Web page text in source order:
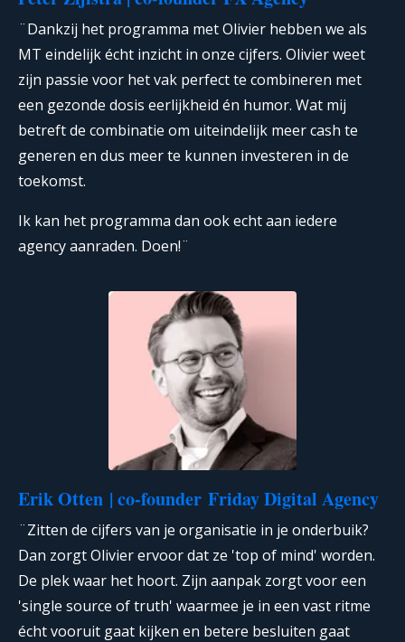
¨Dankzij het programma met Olivier hebben we als
MT eindelijk écht inzicht in onze cijfers. Olivier weet
zijn passie voor het vak perfect te combineren met
een gezonde dosis eerlijkheid én humor. Wat mij
betreft de combinatie om uiteindelijk meer cash te
generen en dus meer te kunnen investeren in de
toekomst.
Ik kan het programma dan ook echt aan iedere
agency aanraden. Doen!¨
Erik Otten | co-founder Friday Digital Agency
¨Zitten de cijfers van je organisatie in je onderbuik?
Dan zorgt Olivier ervoor dat ze 'top of mind' worden.
De plek waar het hoort. Zijn aanpak zorgt voor een
'single source of truth' waarmee je in een vast ritme
écht vooruit gaat kijken en betere besluiten gaat